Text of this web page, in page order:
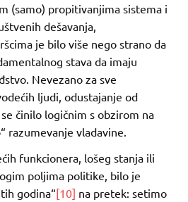
(samo) propitivanjima sistema i
dešavanja,
je bilo više nego strano da
stava da imaju
Nevezano za sve
ljudi, odustajanje od
činilo logičnim s obzirom na
razumevanje vladavine.
funkcionera, lošeg stanja ili
poljima politike, bilo je
godina“[10] na pretek: setimo